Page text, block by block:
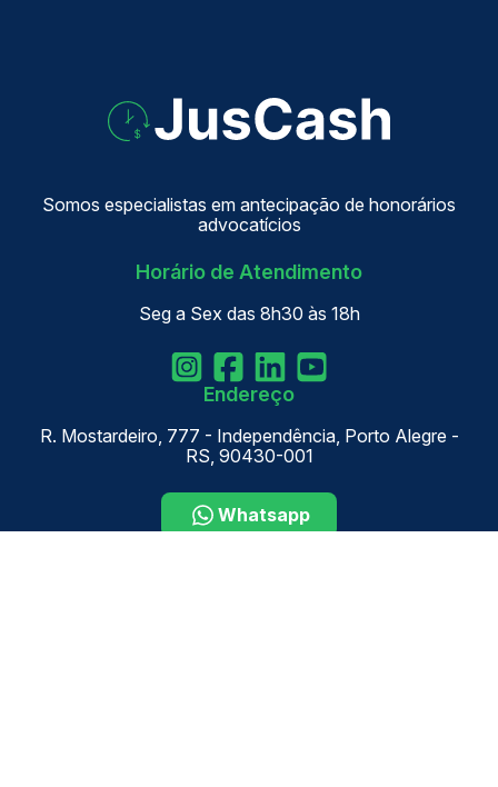
Somos especialistas em antecipação de honorários
advocatícios
Horário de Atendimento
Seg a Sex das 8h30 às 18h
Endereço
R. Mostardeiro, 777 - Independência, Porto Alegre -
RS, 90430-001
Whatsapp